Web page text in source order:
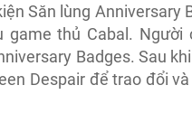
Săn lùng
game thủ Cabal.
Badges. Sau
Despair để trao đổi